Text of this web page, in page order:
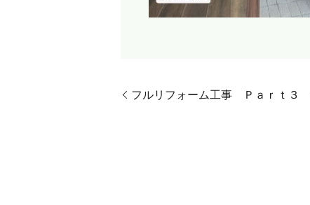
フルリフォーム工事 Ｐａｒｔ３